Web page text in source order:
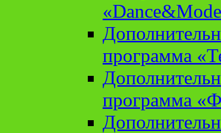
программа
программа